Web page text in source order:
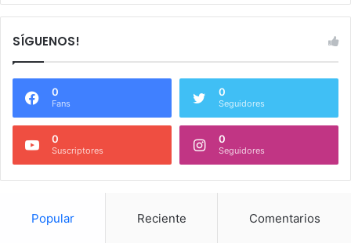
SÍGUENOS!
0
Fans
0
Seguidores
0
Suscriptores
0
Seguidores
Popular Reciente Comentarios